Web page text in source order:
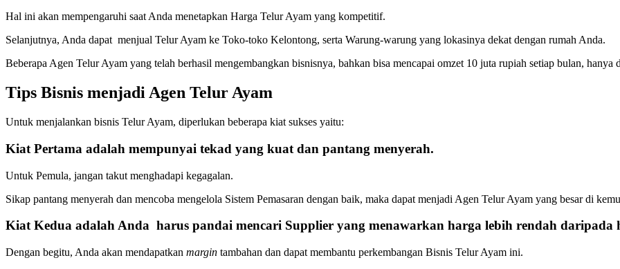
Hal ini akan mempengaruhi saat Anda menetapkan Harga Telur Ayam yang kompetitif.
Selanjutnya, Anda dapat menjual Telur Ayam ke Toko-toko Kelontong, serta Warung-warung yang lokasinya dekat dengan rumah Anda.
Beberapa Agen Telur Ayam yang telah berhasil mengembangkan bisnisnya, bahkan bisa mencapai omzet 10 juta rupiah setiap bulan, hanya
Tips Bisnis menjadi Agen Telur Ayam
Untuk menjalankan bisnis Telur Ayam, diperlukan beberapa kiat sukses yaitu:
Kiat Pertama adalah mempunyai tekad yang kuat dan pantang menyerah.
Untuk Pemula, jangan takut menghadapi kegagalan.
Sikap pantang menyerah dan mencoba mengelola Sistem Pemasaran dengan baik, maka dapat menjadi Agen Telur Ayam yang besar di
Kiat Kedua adalah Anda harus pandai mencari Supplier yang menawarkan harga lebih rendah daripada
Dengan begitu, Anda akan mendapatkan margin tambahan dan dapat membantu perkembangan Bisnis Telur Ayam ini.